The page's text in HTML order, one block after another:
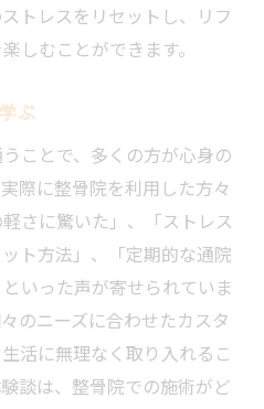
トレスをリセットし、リフ
しむことができます。
ぶ
ことで、多くの方が心身の
際に整骨院を利用した方々
さに驚いた」、「ストレス
ト方法」、「定期的な通院
いった声が寄せられていま
のニーズに合わせたカスタ
活に無理なく取り入れるこ
談は、整骨院での施術がど